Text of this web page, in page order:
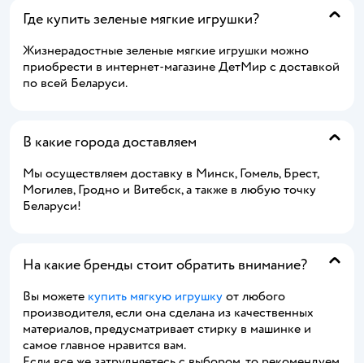
Где купить зеленые мягкие игрушки?
Жизнерадостные зеленые мягкие игрушки можно
приобрести в интернет-магазине ДетМир с доставкой
по всей Беларуси.
В какие города доставляем
Мы осуществляем доставку в Минск, Гомель, Брест,
Могилев, Гродно и Витебск, а также в любую точку
Беларуси!
На какие бренды стоит обратить внимание?
Вы можете купить мягкую игрушку от любого
производителя, если она сделана из качественных
материалов, предусматривает стирку в машинке и
самое главное нравится вам.